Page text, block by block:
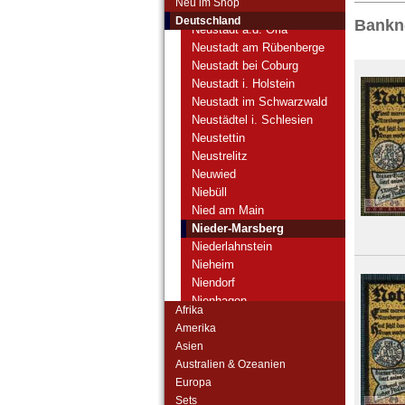
Deutschland
Neustadt a. Saale
Neustadt a.d. Orla
Neustadt am Rübenberge
Neustadt bei Coburg
Neustadt i. Holstein
Neustadt im Schwarzwald
Neustädtel i. Schlesien
Neustettin
Neustrelitz
Neuwied
Niebüll
Nied am Main
Nieder-Marsberg
Niederlahnstein
Nieheim
Niendorf
Nienhagen
Norder- und
Afrika
Amerika
Asien
Australien & Ozeanien
Europa
Sets